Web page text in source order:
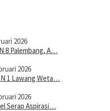
2026
8 Palembang, A…
2026
N 1 Lawang Weta…
2026
Serap Aspirasi…